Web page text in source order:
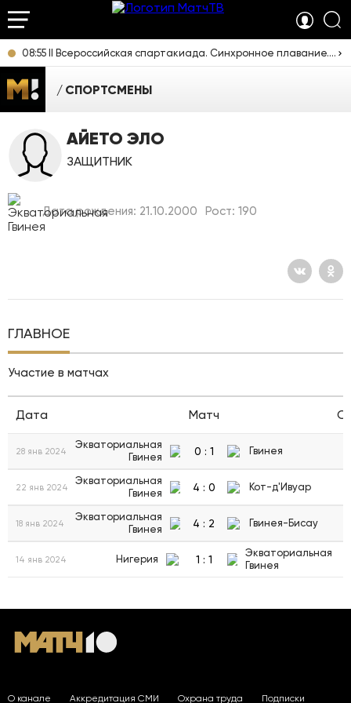
08:55 II Всероссийская спартакиада. Синхронное плавание. Дуэты. Прямая трансляция из Екатеринбурга
СПОРТСМЕНЫ
АЙЕТО ЭЛО
ЗАЩИТНИК
Дата рождения: 21.10.2000 Рост: 190
ГЛАВНОЕ
Участие в матчах
Дата Матч
28 янв 2024
Экваториальная
Гвинея
0 : 1 Гвинея
22 янв 2024
Экваториальная
Гвинея
4 : 0 Кот-д'Ивуар
18 янв 2024
Экваториальная
Гвинея
4 : 2 Гвинея-Бисау
14 янв 2024 Нигерия 1 : 1
Экваториальная
Гвинея
О канале Аккредитация СМИ Охрана труда Подписки